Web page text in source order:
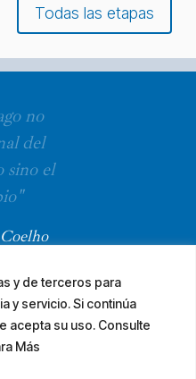
y de terceros para
y servicio. Si continúa
acepta su uso. Consulte
Más
Todas las etapas
no
del
sino el